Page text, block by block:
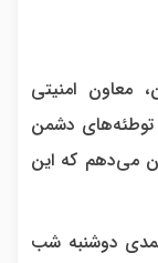
معاون امنیتی
توطئه‌های دشمن
می‌دهم که این
دوشنبه شب